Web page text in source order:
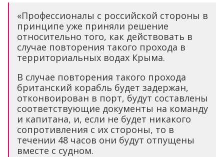
«Профессионалы с российской стороны в
принципе уже приняли решение
относительно того, как действовать в
случае повторения такого прохода в
территориальных водах Крыма.
В случае повторения такого прохода
британский корабль будет задержан,
отконвоирован в порт, будут составлены
соответствующие документы на команду
и капитана, и, если не будет никакого
сопротивления с их стороны, то в
течении 48 часов они будут отпущены
вместе с судном.